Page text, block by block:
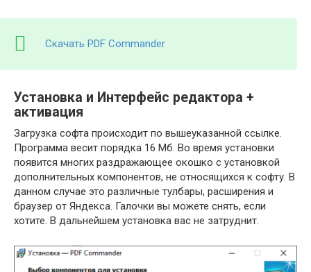
Скачать PDF Commander
Установка и Интерфейс редактора +
активация
Загрузка софта происходит по вышеуказанной ссылке.
Программа весит порядка 16 Мб. Во время установки
появится многих раздражающее окошко с установкой
дополнительных компонентов, не относящихся к софту. В
данном случае это различные тулбары, расширения и
браузер от Яндекса. Галочки вы можете снять, если
хотите. В дальнейшем установка вас не затруднит.